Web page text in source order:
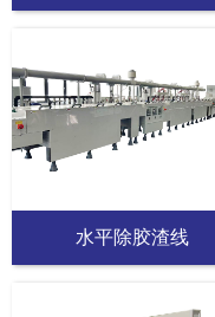
水平除胶渣线